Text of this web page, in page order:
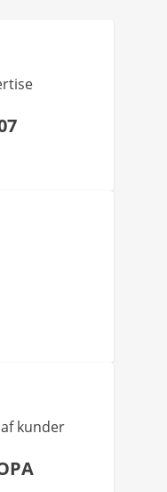
kunder